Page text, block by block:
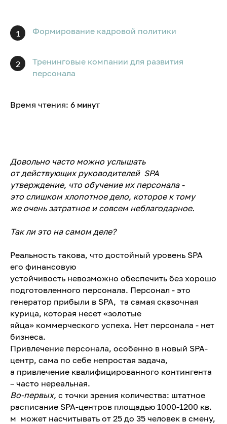
1 Формирование кадровой политики
2
Тренинговые компании для развития
персонала
Время чтения: 6 минут
Довольно часто можно услышать
от действующих руководителей SPA
утверждение, что обучение их персонала -
это слишком хлопотное дело, которое к тому
же очень затратное и совсем неблагодарное.
Так ли это на самом деле?
Реальность такова, что достойный уровень SPA
его финансовую
устойчивость невозможно обеспечить без хорошо
подготовленного персонала. Персонал - это
генератор прибыли в SPA, та самая сказочная
курица, которая несет «золотые
яйца» коммерческого успеха. Нет персонала - нет
бизнеса.
Привлечение персонала, особенно в новый SPA-
центр, сама по себе непростая задача,
а привлечение квалифицированного контингента
– часто нереальная.
Во-первых, с точки зрения количества: штатное
расписание SPA-центров площадью 1000-1200 кв.
м может насчитывать от 25 до 35 человек в смену,